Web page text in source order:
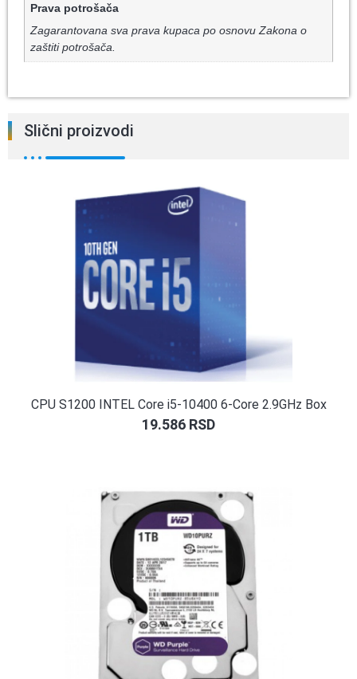
Prava potrošača
Zagarantovana sva prava kupaca po osnovu Zakona o
zaštiti potrošača.
Slični proizvodi
CPU S1200 INTEL Core i5-10400 6-Core 2.9GHz Box
19.586 RSD